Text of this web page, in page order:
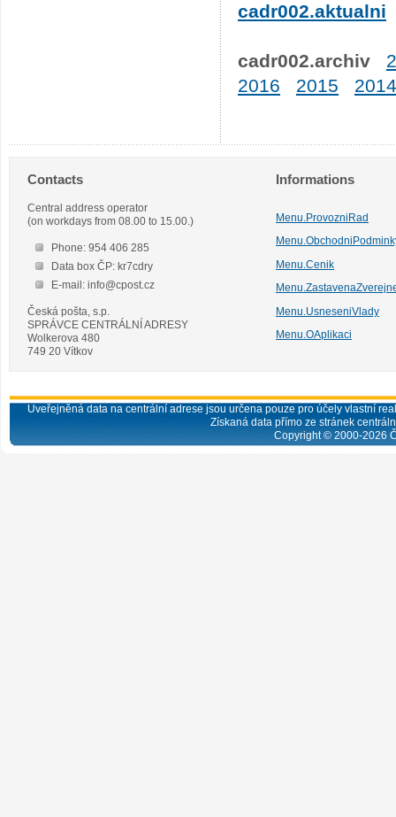
cadr002.aktualni
cadr002.archiv
2016
2015 2014
Contacts
Central address operator
(on workdays from 08.00 to 15.00.)
Phone: 954 406 285
Data box ČP: kr7cdry
E-mail: info@cpost.cz
Česká pošta, s.p.
SPRÁVCE CENTRÁLNÍ ADRESY
Wolkerova 480
749 20 Vítkov
Informations
Menu.ProvozniRad
Menu.Cenik
Menu.UsneseniVlady
Menu.OAplikaci
Uveřejněná data na centrální adrese jsou určena pouze pro účely vlastní
Získaná data přímo ze stránek
Copyright © 2000-2026